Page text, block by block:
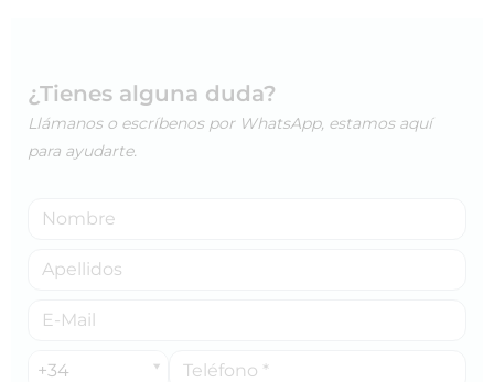
¿Tienes alguna duda?
Llámanos o escríbenos por WhatsApp, estamos aquí
para ayudarte.
+34